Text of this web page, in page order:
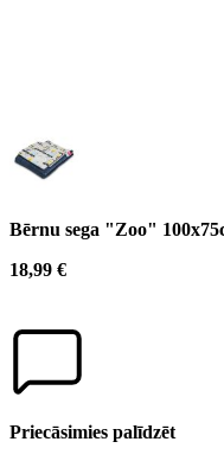
Bērnu sega "Zoo"
18,99 €
Priecāsimies palīdzēt